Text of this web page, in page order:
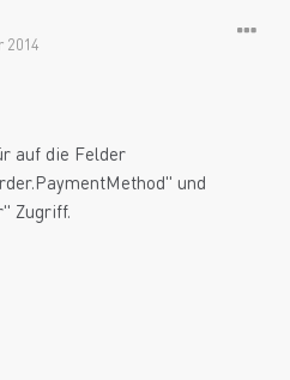
2014
auf die Felder
und
Zugriff.